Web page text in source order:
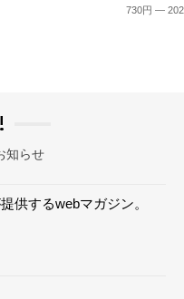
730円 —
知らせ
供するwebマガジン。